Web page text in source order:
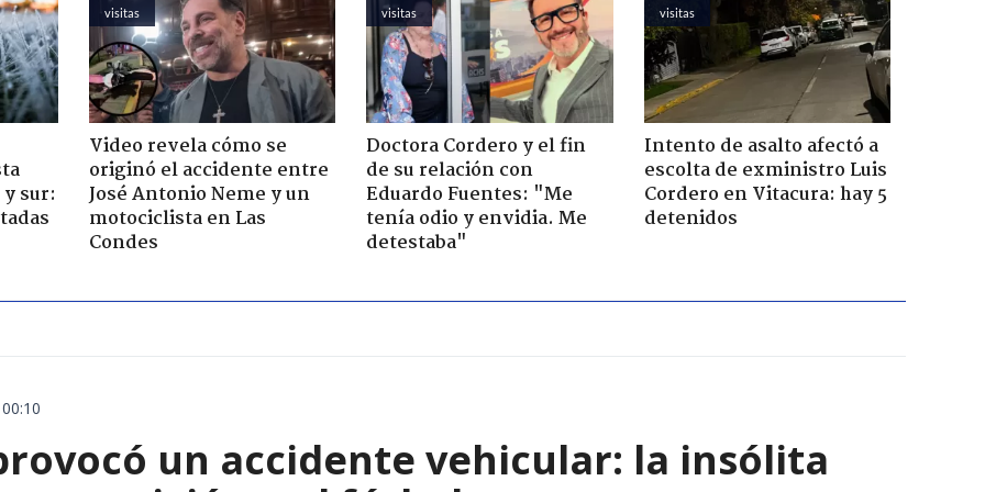
sur:
visitas
Video revela cómo se
originó el accidente entre
José Antonio Neme y un
motociclista en Las
Condes
visitas
Doctora Cordero y el fin
de su relación con
Eduardo Fuentes: "Me
tenía odio y envidia. Me
detestaba"
visitas
Intento de asalto afectó a
escolta de exministro Luis
Cordero en Vitacura: hay 5
detenidos
un accidente vehicular: la insólita